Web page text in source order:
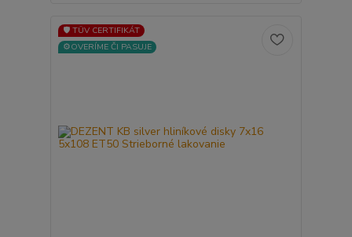
🛡️ TÜV CERTIFIKÁT
⚙️OVERÍME ČI PASUJE